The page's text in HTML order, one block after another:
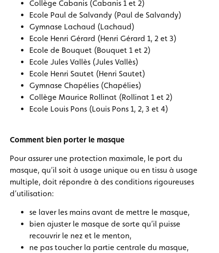
Collège Cabanis (Cabanis 1 et 2)
Ecole Paul de Salvandy (Paul de Salvandy)
Gymnase Lachaud (Lachaud)
Ecole Henri Gérard (Henri Gérard 1, 2 et 3)
Ecole de Bouquet (Bouquet 1 et 2)
Ecole Jules Vallès (Jules Vallès)
Ecole Henri Sautet (Henri Sautet)
Gymnase Chapélies (Chapélies)
Collège Maurice Rollinat (Rollinat 1 et 2)
Ecole Louis Pons (Louis Pons 1, 2, 3 et 4)
Comment bien porter le masque
Pour assurer une protection maximale, le port du
masque, qu’il soit à usage unique ou en tissu à usage
multiple, doit répondre à des conditions rigoureuses
d’utilisation:
se laver les mains avant de mettre le masque,
bien ajuster le masque de sorte qu’il puisse
recouvrir le nez et le menton,
ne pas toucher la partie centrale du masque,